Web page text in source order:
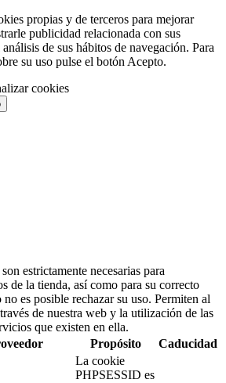
propias y de terceros para mejorar
publicidad relacionada con sus
de sus hábitos de navegación. Para
su uso pulse el botón Acepto.
cookies
estrictamente necesarias para
de la tienda, así como para su correcto
es posible rechazar su uso. Permiten al
de nuestra web y la utilización de las
que existen en ella.
Propósito
Caducidad
La cookie
PHPSESSID es